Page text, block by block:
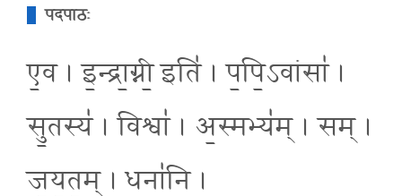
पदपाठः
ए॒व । इ॒न्द्रा॒ग्नी॒ इति॑ । प॒पि॒ऽवांसा॑ ।
सु॒तस्य॑ । विश्वा॑ । अ॒स्मभ्य॑म् । सम् ।
ज॒य॒त॒म् । धना॑नि ।